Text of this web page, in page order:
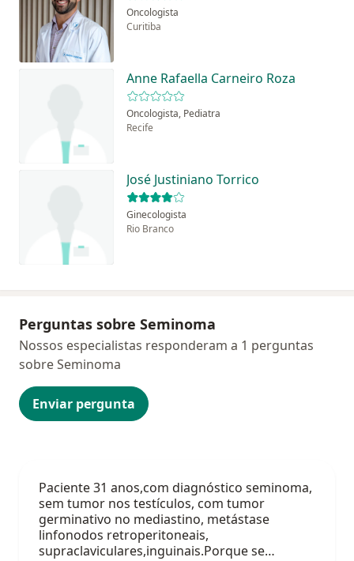
Oncologista
Curitiba
Anne Rafaella Carneiro Roza
Oncologista, Pediatra
Recife
José Justiniano Torrico
Ginecologista
Rio Branco
Perguntas sobre Seminoma
Enviar pergunta
Nossos especialistas responderam a 1 perguntas
sobre Seminoma
Paciente 31 anos,com diagnóstico seminoma,
sem tumor nos testículos, com tumor
germinativo no mediastino, metástase
linfonodos retroperitoneais,
supraclaviculares,inguinais.Porque se…